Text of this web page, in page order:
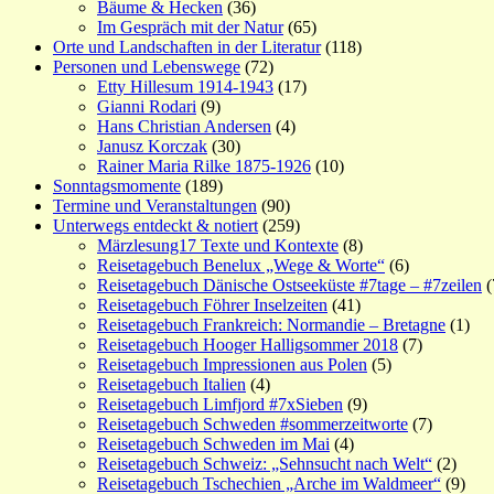
Bäume & Hecken (36)
Im Gespräch mit der Natur(65)
Orte und Landschaften in der Literatur(118)
Personen und Lebenswege (72)
Etty Hillesum 1914-1943 (17)
Gianni Rodari (9)
Hans Christian Andersen (4)
Janusz Korczak (30)
Rainer Maria Rilke 1875-1926 (10)
Sonntagsmomente (189)
Termine und Veranstaltungen (90)
Unterwegs entdeckt & notiert (259)
Märzlesung17 Texte und Kontexte (8)
Reisetagebuch Benelux „Wege & Worte“ (6)
Reisetagebuch Dänische Ostseeküste #7tage – #7zeilen
Reisetagebuch Föhrer Inselzeiten (41)
Reisetagebuch Frankreich: Normandie – Bretagne (1)
Reisetagebuch Hooger Halligsommer 2018 (7)
Reisetagebuch Impressionen aus Polen (5)
Reisetagebuch Italien (4)
Reisetagebuch Limfjord #7xSieben (9)
Reisetagebuch Schweden #sommerzeitworte (7)
Reisetagebuch Schweden im Mai (4)
Reisetagebuch Schweiz: „Sehnsucht nach Welt“ (2)
Reisetagebuch Tschechien „Arche im Waldmeer“ (9)